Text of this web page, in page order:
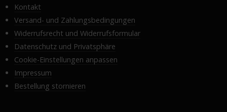
Kontakt
Versand- und Zahlungsbedingungen
Widerrufsrecht und Widerrufsformular
Datenschutz und Privatsphäre
Cookie-Einstellungen anpassen
Impressum
Bestellung stornieren